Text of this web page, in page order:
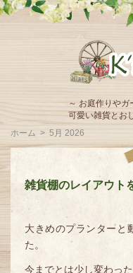
～ お庭作りやガ
可愛い雑貨とお
ホーム > 5月 2026
雑貨棚のレイアウト
大きめのプランターと
た。
今までとは少し変わっ